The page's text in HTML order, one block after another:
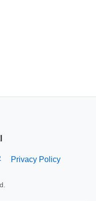
Privacy Policy